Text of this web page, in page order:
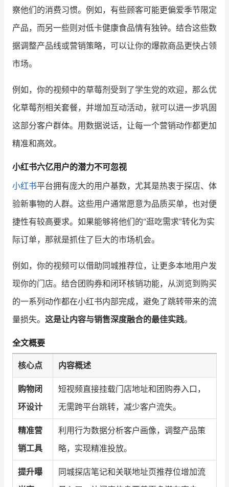
察他们的消费习惯。例如，有些顾客可能更偏爱季节限定
产品，而另一些则对低卡健康食品情有独钟。结合这些数
据调整产品线或营销策略，可以让你的爆款商品更快占领
市场。
例如，你的视频中的草莓剂受到了学生党的欢迎，那么优
化草莓剂相关套餐，并增加互动活动，就可以进一步巩固
这部分客户群体。用数据说话，让每一个营销动作都更加
精准和高效。
小红书六亿用户的潜力不可忽视
小红书平台拥有庞大的用户基数，尤其是热衷于探店、体
验新事物的人群。这些用户通常愿意为品质买单，也对便
捷性有较高要求。如果能够将他们的“逛吃需求”转化为实
际订单，那就是抓住了巨大的市场机会。
例如，你的视频可以借助同城推荐位，让更多本地用户发
现你的门店。结合团购券和闭环核销功能，从浏览到购买
的一系列动作都在小红书内部完成，避免了跳转带来的流
量损失。 这是让内容与销售深度融合的最佳实践。
全文概要
核心点 内容概述
购物闭
环设计
短视频直接挂载门店地址和团购券入口，
无需跨平台跳转，减少客户流失。
精准营
销工具
利用行为数据分析客户画像，调整产品策
略，实现精准投放。
提升曝
同城探店笔记和关联地址页推荐位增加流